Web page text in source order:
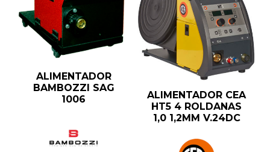
ALIMENTADOR
BAMBOZZI SAG
1006
ALIMENTADOR CEA
HT5 4 ROLDANAS
1,0 1,2MM V.24DC